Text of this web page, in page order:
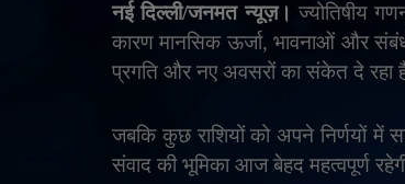
नई दिल्ली/जनमत न्यूज़।ज्योतिषीय
कारण मानसिक ऊर्जा,भावनाओं और
प्रगति और नए अवसरों का संकेत दे रहा
जबकि कुछ राशियों को अपने निर्णयों में
संवाद की भूमिका आज बेहद महत्वपूर्ण